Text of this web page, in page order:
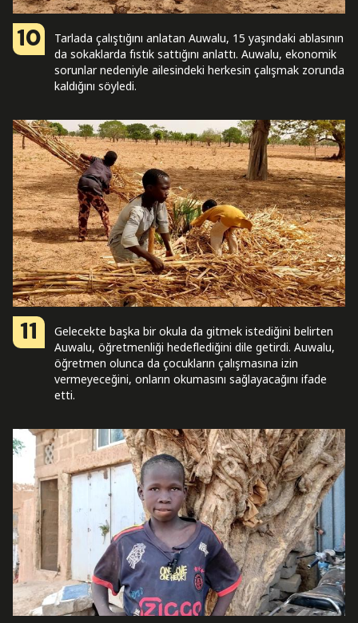
10
Tarlada çalıştığını anlatan Auwalu, 15 yaşındaki ablasının
da sokaklarda fıstık sattığını anlattı. Auwalu, ekonomik
sorunlar nedeniyle ailesindeki herkesin çalışmak zorunda
kaldığını söyledi.
11
Gelecekte başka bir okula da gitmek istediğini belirten
Auwalu, öğretmenliği hedeflediğini dile getirdi. Auwalu,
öğretmen olunca da çocukların çalışmasına izin
vermeyeceğini, onların okumasını sağlayacağını ifade
etti.